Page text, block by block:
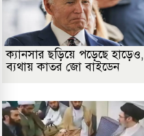
ক্যানসার ছড়িয়ে পড়েছে হাড়েও,
ব্যথায় কাতর জো বাইডেন